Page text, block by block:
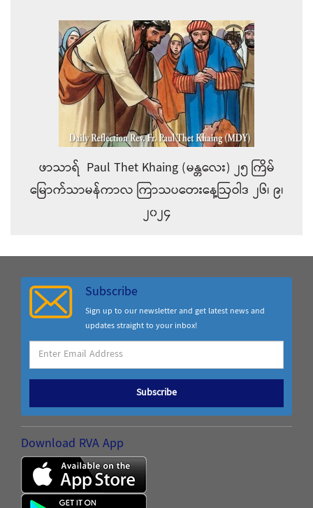
ဖာသာရ် Paul Thet Khaing (မန္တလေး) ၂၅ ကြိမ်
မြောက်သာမန်ကာလ ကြာသပတေးနေ့ဩဝါဒ ၂၆၊ ၉၊
၂၀၂၄
Subscribe
Sign up to our newsletter and get latest news and
updates straight to your inbox!
Subscribe
Download RVA App